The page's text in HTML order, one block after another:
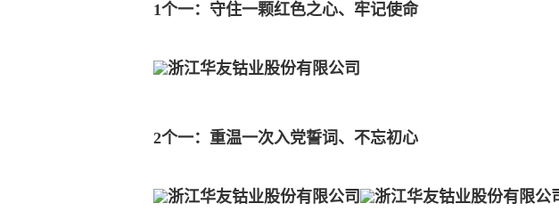
1个一：守住一颗红色之心、牢记使命
2个一：重温一次入党誓词、不忘初心